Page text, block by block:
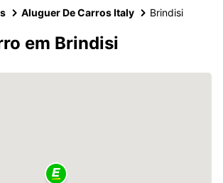
Aluguer De Carros Italy Brindisi
em Brindisi